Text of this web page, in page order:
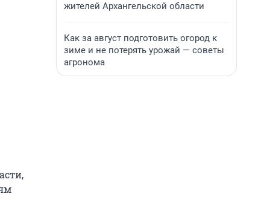
жителей Архангельской области
Как за август подготовить огород к
зиме и не потерять урожай — советы
агронома